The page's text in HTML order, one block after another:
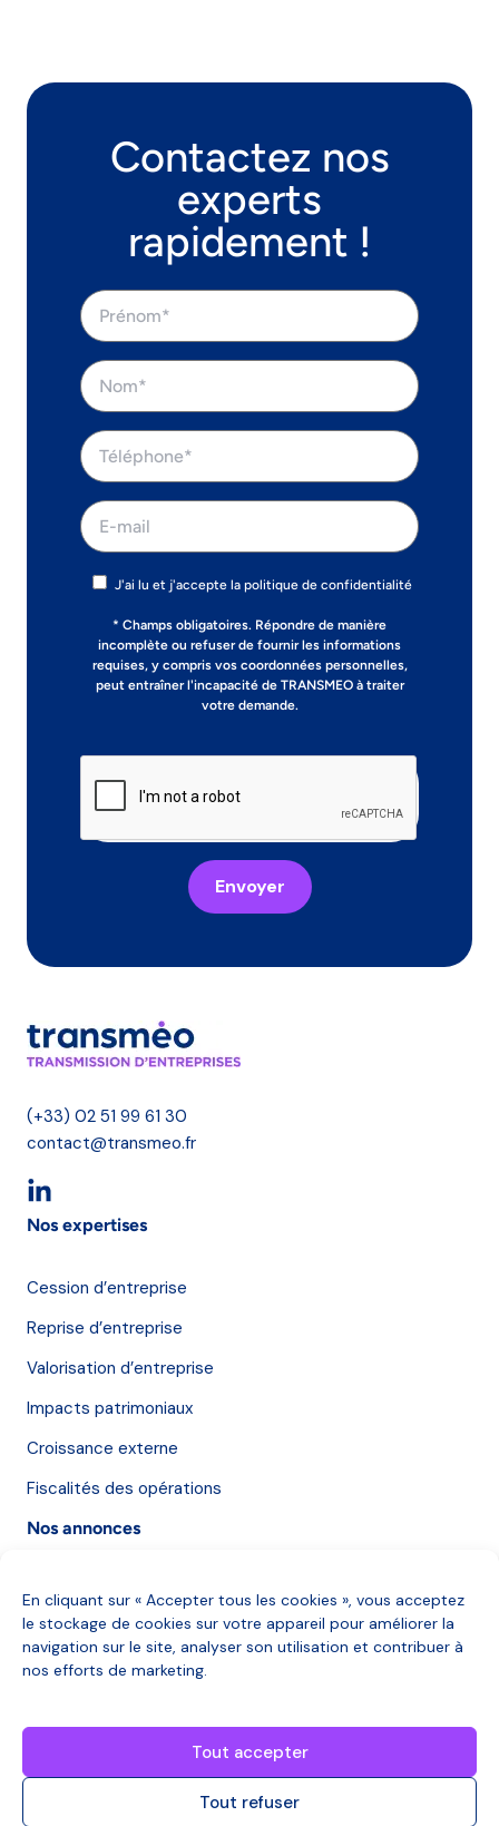
En cliquant sur « Accepter tous les cookies », vous acceptez
le stockage de cookies sur votre appareil pour améliorer la
navigation sur le site, analyser son utilisation et contribuer à
nos efforts de marketing.
Tout accepter
Tout refuser
Contactez nos
experts
rapidement !
J'ai lu et j'accepte la politique de confidentialité
* Champs obligatoires. Répondre de manière
incomplète ou refuser de fournir les informations
requises, y compris vos coordonnées personnelles,
peut entraîner l'incapacité de TRANSMEO à traiter
votre demande.
Envoyer
(+33) 02 51 99 61 30
contact@transmeo.fr
Nos expertises
Cession d’entreprise
Reprise d’entreprise
Valorisation d’entreprise
Impacts patrimoniaux
Croissance externe
Fiscalités des opérations
Nos annonces
Nos annonces
Qui sommes-nous ?
Des questions ?